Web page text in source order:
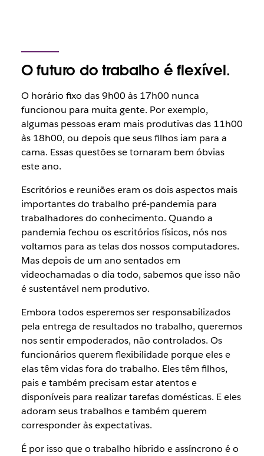
O futuro do trabalho é flexível.
O horário fixo das 9h00 às 17h00 nunca
funcionou para muita gente. Por exemplo,
algumas pessoas eram mais produtivas das 11h00
às 18h00, ou depois que seus filhos iam para a
cama. Essas questões se tornaram bem óbvias
este ano.
Escritórios e reuniões eram os dois aspectos mais
importantes do trabalho pré-pandemia para
trabalhadores do conhecimento. Quando a
pandemia fechou os escritórios físicos, nós nos
voltamos para as telas dos nossos computadores.
Mas depois de um ano sentados em
videochamadas o dia todo, sabemos que isso não
é sustentável nem produtivo.
Embora todos esperemos ser responsabilizados
pela entrega de resultados no trabalho, queremos
nos sentir empoderados, não controlados. Os
funcionários querem flexibilidade porque eles e
elas têm vidas fora do trabalho. Eles têm filhos,
pais e também precisam estar atentos e
disponíveis para realizar tarefas domésticas. E eles
adoram seus trabalhos e também querem
corresponder às expectativas.
É por isso que o trabalho híbrido e assíncrono é o